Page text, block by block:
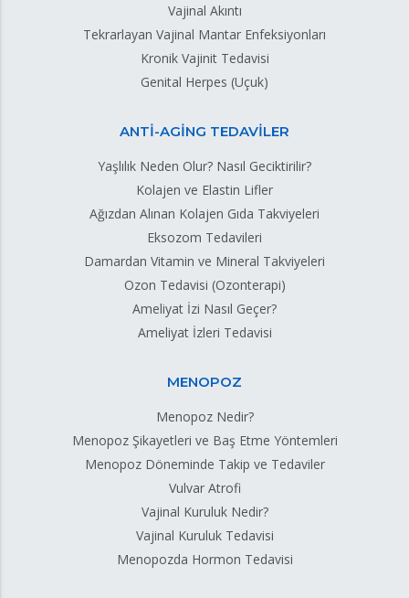
Vajinal Akıntı
Tekrarlayan Vajinal Mantar Enfeksiyonları
Kronik Vajinit Tedavisi
Genital Herpes (Uçuk)
ANTİ-AGİNG TEDAVİLER
Yaşlılık Neden Olur? Nasıl Geciktirilir?
Kolajen ve Elastin Lifler
Ağızdan Alınan Kolajen Gıda Takviyeleri
Eksozom Tedavileri
Damardan Vitamin ve Mineral Takviyeleri
Ozon Tedavisi (Ozonterapi)
Ameliyat İzi Nasıl Geçer?
Ameliyat İzleri Tedavisi
MENOPOZ
Menopoz Nedir?
Menopoz Şikayetleri ve Baş Etme Yöntemleri
Menopoz Döneminde Takip ve Tedaviler
Vulvar Atrofi
Vajinal Kuruluk Nedir?
Vajinal Kuruluk Tedavisi
Menopozda Hormon Tedavisi